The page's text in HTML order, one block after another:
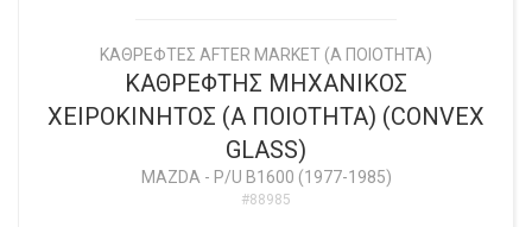
ΚΑΘΡΕΦΤΕΣ AFTER MARKET (Α ΠΟΙΟΤΗΤΑ)
ΚΑΘΡΕΦΤΗΣ ΜΗΧΑΝΙΚΟΣ
ΧΕΙΡΟΚΙΝΗΤΟΣ (Α ΠΟΙΟΤΗΤΑ) (CONVEX
GLASS)
MAZDA- P/U B1600 (1977-1985)
#88985